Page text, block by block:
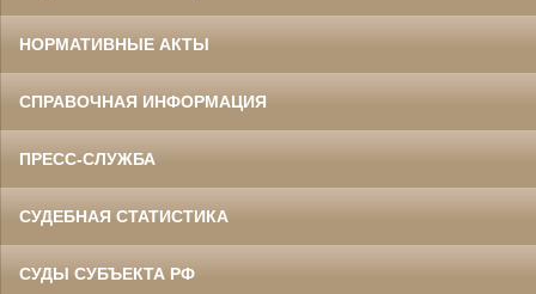
НОРМАТИВНЫЕ АКТЫ
СПРАВОЧНАЯ ИНФОРМАЦИЯ
ПРЕСС-СЛУЖБА
СУДЕБНАЯ СТАТИСТИКА
СУДЫ СУБЪЕКТА РФ